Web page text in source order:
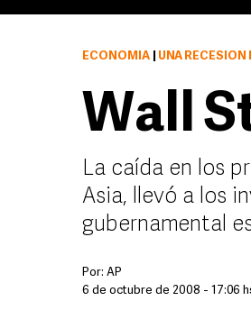
ECONOMÍA UNA RECESIÓN
Wall
La caída en los
Asia, llevó a los
gubernamental
Por: AP
6 de octubre de 2008 - 17:06